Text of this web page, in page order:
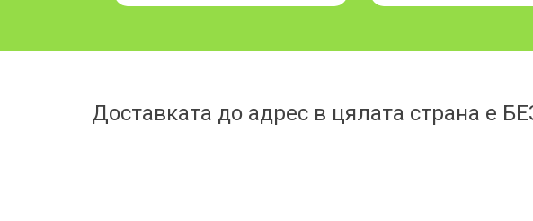
Доставката до адрес в цялата страна е